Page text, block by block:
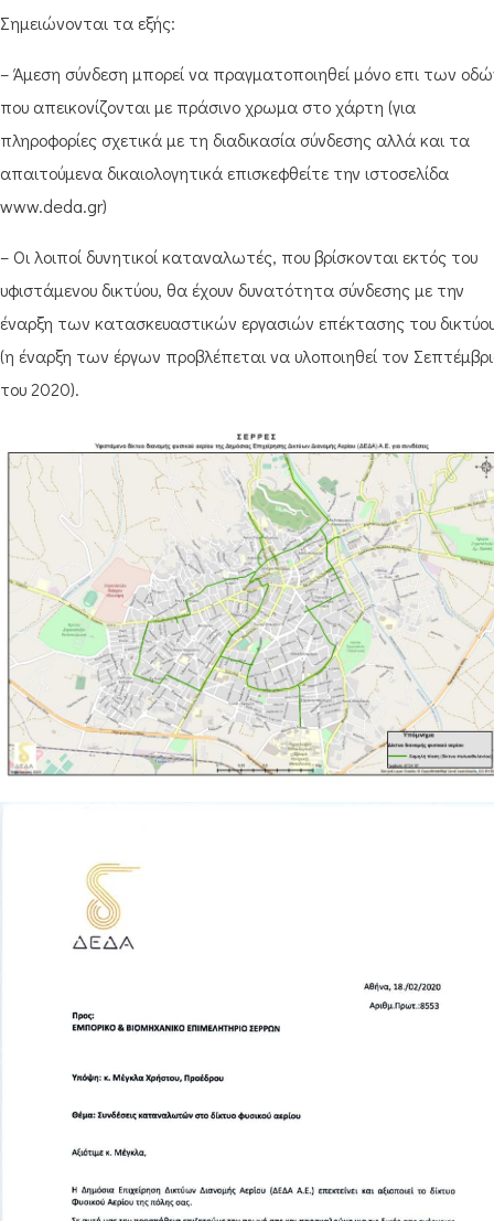
Σημειώνονται τα εξής:
– Άμεση σύνδεση μπορεί να πραγματοποιηθεί μόνο επι των
που απεικονίζονται με πράσινο χρωμα στο χάρτη (για
πληροφορίες σχετικά με τη διαδικασία σύνδεσης αλλά και τα
απαιτούμενα δικαιολογητικά επισκεφθείτε την ιστοσελίδα
www.deda.gr)
– Οι λοιποί δυνητικοί καταναλωτές, που βρίσκονται εκτός του
υφιστάμενου δικτύου, θα έχουν δυνατότητα σύνδεσης με την
έναρξη των κατασκευαστικών εργασιών επέκτασης του
(η έναρξη των έργων προβλέπεται να υλοποιηθεί τον
του 2020).